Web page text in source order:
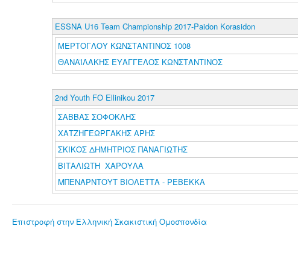
ESSNA U16 Team Championship 2017-Paidon Korasidon
ΜΕΡΤΟΓΛΟΥ ΚΩΝΣΤΑΝΤΙΝΟΣ 1008
ΘΑΝΑΪΛΑΚΗΣ ΕΥΑΓΓΕΛΟΣ ΚΩΝΣΤΑΝΤΙΝΟΣ
2nd Youth FO Ellinikou 2017
ΣΑΒΒΑΣ ΣΟΦΟΚΛΗΣ
ΧΑΤΖΗΓΕΩΡΓΑΚΗΣ ΑΡΗΣ
ΣΚΙΚΟΣ ΔΗΜΗΤΡΙΟΣ ΠΑΝΑΓΙΩΤΗΣ
ΒΙΤΑΛΙΩΤΗ ΧΑΡΟΥΛΑ
ΜΠΕΝΑΡΝΤΟΥΤ ΒΙΟΛΕΤΤΑ - ΡΕΒΕΚΚΑ
Επιστροφή στην Ελληνική Σκακιστική Ομοσπονδία